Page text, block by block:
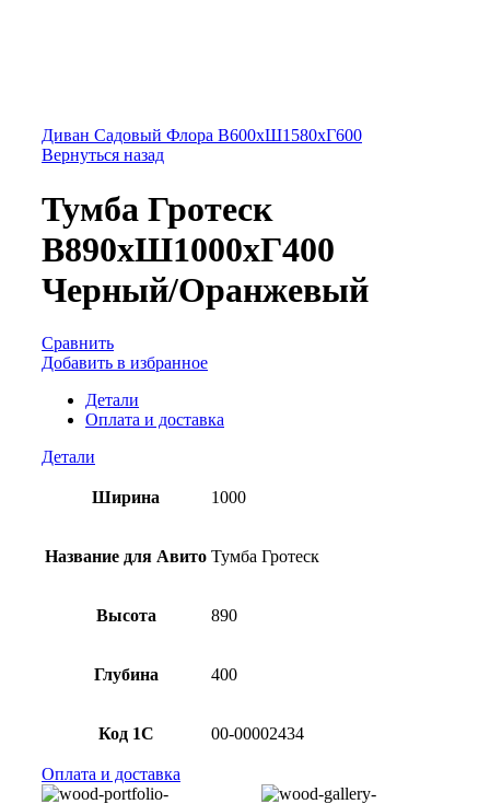
Диван Садовый Флора В600хШ1580хГ600
Вернуться назад
Тумба Гротеск
В890хШ1000хГ400
Черный/Оранжевый
Сравнить
Добавить в избранное
Детали
Оплата и доставка
Детали
Ширина 1000
Название для Авито Тумба Гротеск
Высота 890
Глубина 400
Код 1С 00-00002434
Оплата и доставка